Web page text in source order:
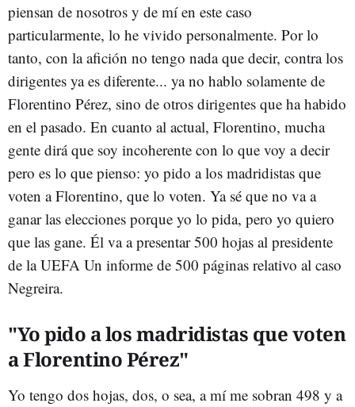
piensan de nosotros y de mí en este caso
particularmente, lo he vivido personalmente. Por lo
tanto, con la afición no tengo nada que decir, contra los
dirigentes ya es diferente... ya no hablo solamente de
Florentino Pérez, sino de otros dirigentes que ha habido
en el pasado. En cuanto al actual, Florentino, mucha
gente dirá que soy incoherente con lo que voy a decir
pero es lo que pienso: yo pido a los madridistas que
voten a Florentino, que lo voten. Ya sé que no va a
ganar las elecciones porque yo lo pida, pero yo quiero
que las gane. Él va a presentar 500 hojas al presidente
de la UEFA Un informe de 500 páginas relativo al caso
Negreira.
"Yo pido a los madridistas que voten
a Florentino Pérez"
Yo tengo dos hojas, dos, o sea, a mí me sobran 498 y a